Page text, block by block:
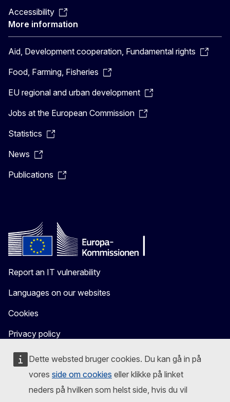
Dette websted bruger cookies. Du kan gå in på
vores side om cookies eller klikke på linket
neders på hvilken som helst side, hvis du vil
Accessibility
More information
Aid, Development cooperation, Fundamental rights
Food, Farming, Fisheries
EU regional and urban development
Jobs at the European Commission
Statistics
News
Publications
Report an IT vulnerability
Languages on our websites
Cookies
Privacy policy
Legal notice